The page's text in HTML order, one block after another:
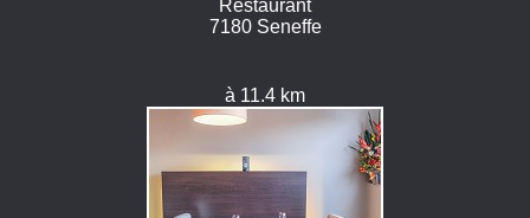
Restaurant
7180 Seneffe
à 11.4 km